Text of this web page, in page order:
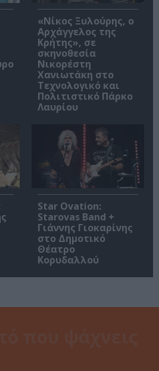
«Νίκος Ξυλούρης, ο
Αρχάγγελος της
Κρήτης», σε
σκηνοθεσία
Νικορέστη
Χανιωτάκη στο
Τεχνολογικό και
Πολιτιστικό Πάρκο
Λαυρίου
Star Ovation:
Starovas Band +
Γιάννης Γιοκαρίνης
στο Δημοτικό
Θέατρο
Κορυδαλλού